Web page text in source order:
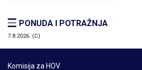
PONUDA I POTRAŽNJA
7.8.2026. (C)
Komisija za HOV